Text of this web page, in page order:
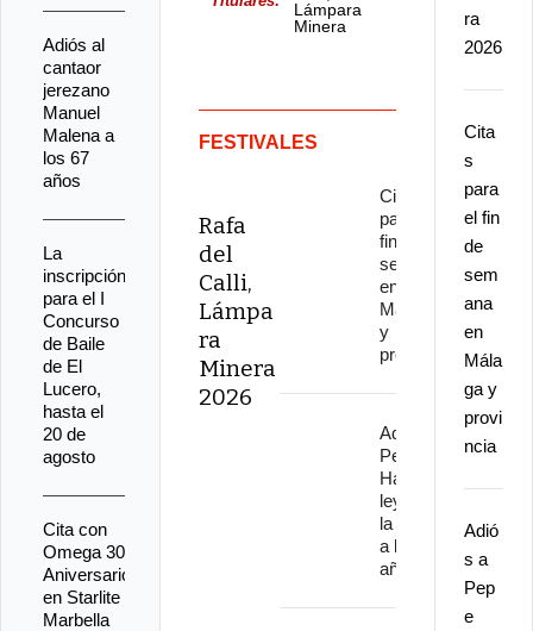
Lámpara
Minera
FESTIVALES
Rafa
del
Calli,
Lámpa
ra
Minera
2026
Citas
para el
fin de
semana
en
Málaga
y
provincia
Adiós a
Pepe
Habichuela,
leyenda de
la guitarra,
a los 82
años
ra
2026
Cita
s
para
el fin
de
sem
ana
en
Mála
ga y
provi
ncia
Adió
s a
Pep
e
Adiós al
cantaor
jerezano
Manuel
Malena a
los 67
años
La
inscripción
para el I
Concurso
de Baile
de El
Lucero,
hasta el
20 de
agosto
Cita con
Omega 30
Aniversario
en Starlite
Marbella